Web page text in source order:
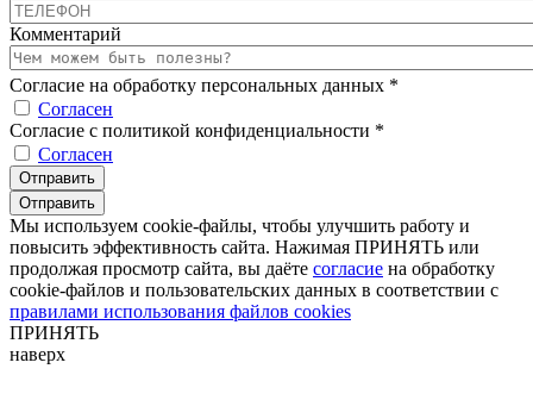
Комментарий
Согласие на обработку персональных данных *
Согласен
Согласие с политикой конфиденциальности *
Согласен
Мы используем cookie-файлы, чтобы улучшить работу и
повысить эффективность сайта. Нажимая ПРИНЯТЬ или
продолжая просмотр сайта, вы даёте согласие на обработку
cookie-файлов и пользовательских данных в соответствии с
правилами использования файлов cookies
ПРИНЯТЬ
наверх